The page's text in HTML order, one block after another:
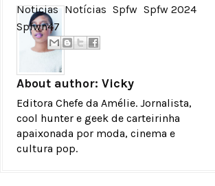
Noticias Notícias Spfw Spfw 2024
Spfwn47
About author: Vicky
Editora Chefe da Amélie. Jornalista,
cool hunter e geek de carteirinha
apaixonada por moda, cinema e
cultura pop.